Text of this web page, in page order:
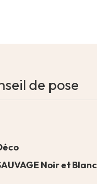
de pose
Noir et Blanc